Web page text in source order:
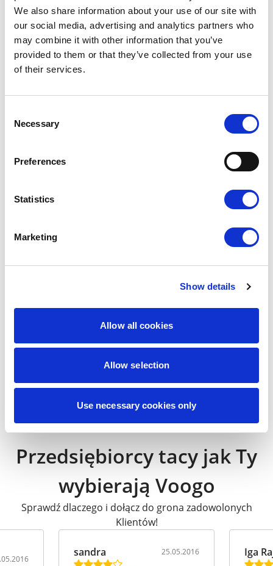
We also share information about your use of our site with
our social media, advertising and analytics partners who
may combine it with other information that you’ve
provided to them or that they’ve collected from your use
of their services.
Selection
Necessary
Preferences
Statistics
Marketing
Show details
Allow all cookies
Allow selection
Use necessary cookies only
Projektant wnętrz
39,90
33,92zł
Przedsiębiorcy tacy jak Ty
wybierają Voogo
Sprawdź dlaczego i dołącz do grona zadowolonych
Klientów!
sandra 25.05.2016 Iga